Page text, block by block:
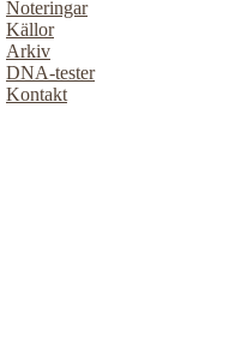
Noteringar
Källor
Arkiv
DNA-tester
Kontakt